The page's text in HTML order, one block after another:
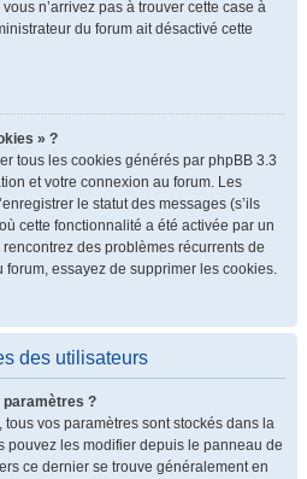
n’arrivez pas à trouver cette case à
du forum ait désactivé cette
» ?
tous les cookies générés par phpBB 3.3
et votre connexion au forum. Les
le statut des messages (s’ils
cette fonctionnalité a été activée par un
des problèmes récurrents de
essayez de supprimer les cookies.
des utilisateurs
paramètres ?
vos paramètres sont stockés dans la
pouvez les modifier depuis le panneau de
ce dernier se trouve généralement en